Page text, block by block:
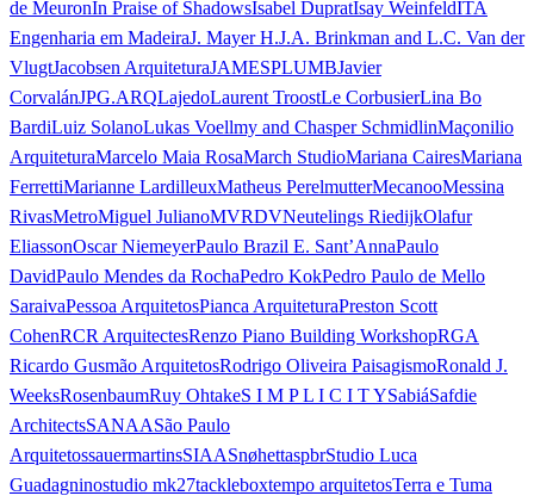
de MeuronIn Praise of ShadowsIsabel DupratIsay WeinfeldITA
Engenharia em MadeiraJ. Mayer H.J.A. Brinkman and L.C. Van der
VlugtJacobsen ArquiteturaJAMESPLUMBJavier
CorvalánJPG.ARQLajedoLaurent TroostLe CorbusierLina Bo
BardiLuiz SolanoLukas Voellmy and Chasper SchmidlinMaçonilio
ArquiteturaMarcelo Maia RosaMarch StudioMariana CairesMariana
FerrettiMarianne LardilleuxMatheus PerelmutterMecanooMessina
RivasMetroMiguel JulianoMVRDVNeutelings RiedijkOlafur
EliassonOscar NiemeyerPaulo Brazil E. Sant’AnnaPaulo
DavidPaulo Mendes da RochaPedro KokPedro Paulo de Mello
SaraivaPessoa ArquitetosPianca ArquiteturaPreston Scott
CohenRCR ArquitectesRenzo Piano Building WorkshopRGA
Ricardo Gusmão ArquitetosRodrigo Oliveira PaisagismoRonald J.
WeeksRosenbaumRuy OhtakeS I M P L I C I T YSabiáSafdie
ArchitectsSANAASão Paulo
ArquitetossauermartinsSIAASnøhettaspbrStudio Luca
Guadagninostudio mk27tackleboxtempo arquitetosTerra e Tuma